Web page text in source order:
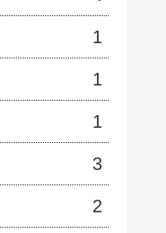
1
1
1
3
2